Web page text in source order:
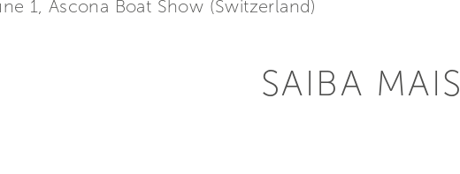
1, Ascona Boat Show (Switzerland)
SAIBA MAIS